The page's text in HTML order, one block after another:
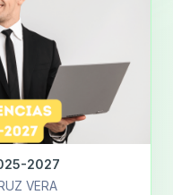
2027
VERA